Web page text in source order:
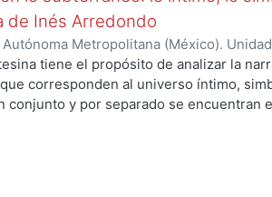
de Inés Arredondo
Metropolitana (México).
Información.,2019-11)Chávez, Raquel
tiene el propósito de analizar la
corresponden al universo íntimo,
conjunto y por separado se encuentran